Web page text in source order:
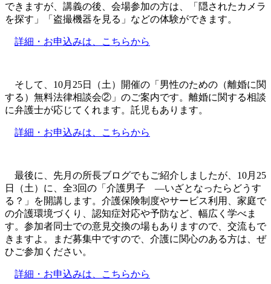
できますが、講義の後、会場参加の方は、「隠されたカメラ
を探す」「盗撮機器を見る」などの体験ができます。
詳細・お申込みは、こちらから
そして、10月25日（土）開催の「男性のための（離婚に関
する）無料法律相談会②」のご案内です。離婚に関する相談
に弁護士が応じてくれます。託児もあります。
詳細・お申込みは、こちらから
最後に、先月の所長ブログでもご紹介しましたが、10月25
日（土）に、全3回の「介護男子 ―いざとなったらどうす
る？」を開講します。介護保険制度やサービス利用、家庭で
の介護環境づくり、認知症対応や予防など、幅広く学べま
す。参加者同士での意見交換の場もありますので、交流もで
きますよ。まだ募集中ですので、介護に関心のある方は、ぜ
ひご参加ください。
詳細・お申込みは、こちらから